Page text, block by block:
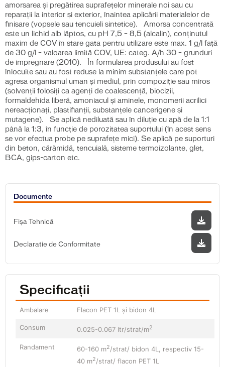
amorsarea şi pregătirea suprafeţelor minerale noi sau cu
reparaţii la interior și exterior, înaintea aplicării materialelor de
finisare (vopsele sau tencuieli sintetice).
Amorsa concentrată
este un lichid alb lăptos, cu pH 7,5 – 8,5 (alcalin), conținutul
maxim de COV în stare gata pentru utilizare este max. 1 g/l față
de 30 g/l – valoarea limită COV, UE: categ. A/h 30 – grunduri
de impregnare (2010).
În formularea produsului au fost
înlocuite sau au fost reduse la minim substanțele care pot
agresa organismul uman și mediul, prin compoziție sau miros
(solvenții folosiți ca agenți de coalescență, biocizii,
formaldehida liberă, amoniacul și aminele, monomerii acrilici
nereacționați, plastifianții, substanțele cancerigene și
mutagene).
Se aplică nediluată sau în diluţie cu apă de la 1:1
până la 1:3, în funcţie de porozitatea suportului (în acest sens
se vor efectua probe pe suprafeţe mici). Se aplică pe suporturi
din beton, cărămidă, tencuială, sisteme termoizolante, glet,
BCA, gips-carton etc.
Documente
Fișa Tehnică
Declaratie de Conformitate
Specificații
Ambalare Flacon PET 1L și bidon 4L
Consum 0.025-0.067 ltr/strat/m2
Randament 60-160 m2/strat/ bidon 4L, respectiv 15-
40 m2/strat/ flacon PET 1L